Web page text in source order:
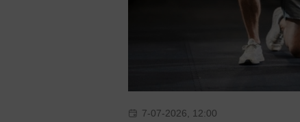
7-07-2026, 12:00